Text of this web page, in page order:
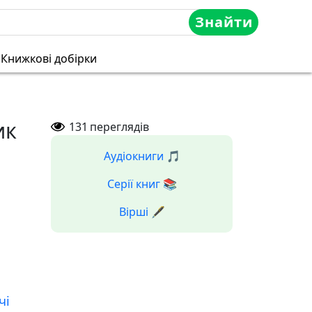
Знайти
Книжкові добірки
131 переглядів
Аудіокниги 🎵
Серії книг 📚
Вірші 🖋️